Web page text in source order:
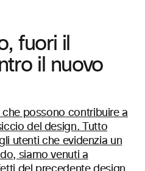
fuori il
il nuovo